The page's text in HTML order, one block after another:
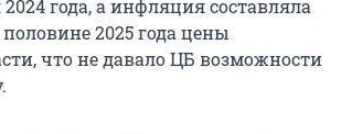
2024 года, а инфляция составляла
половине 2025 года цены
что не давало ЦБ возможности